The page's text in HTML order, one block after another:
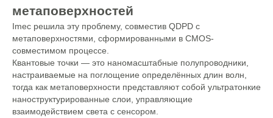
метаповерхностей
Imec решила эту проблему, совместив QDPD с
метаповерхностями, сформированными в CMOS-
совместимом процессе.
Квантовые точки — это наномасштабные полупроводники,
настраиваемые на поглощение определённых длин волн,
тогда как метаповерхности представляют собой ультратонкие
наноструктурированные слои, управляющие
взаимодействием света с сенсором.